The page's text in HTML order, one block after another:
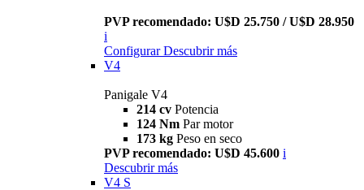
PVP recomendado: U$D 25.750 / U$D 28.950
i
Configurar Descubrir más
V4
Panigale V4
214 cv Potencia
124 Nm Par motor
173 kg Peso en seco
PVP recomendado: U$D 45.600 i
Descubrir más
V4 S